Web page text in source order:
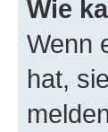
Wie
Wenn
hat,